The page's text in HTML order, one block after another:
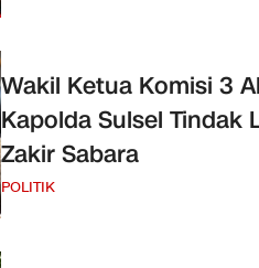
Wakil Ketua Komisi 3
Kapolda Sulsel Tindak
Zakir Sabara
POLITIK